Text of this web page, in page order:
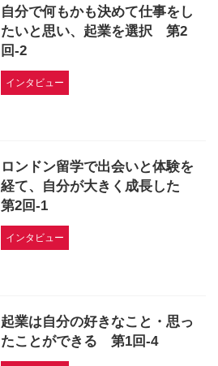
自分で何もかも決めて仕事をし
たいと思い、起業を選択 第2
回-2
インタビュー
ロンドン留学で出会いと体験を
経て、自分が大きく成長した
第2回-1
インタビュー
起業は自分の好きなこと・思っ
たことができる 第1回-4